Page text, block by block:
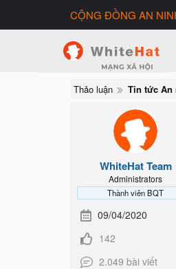
CỘNG ĐỒNG AN
Thảo luận Tin tức An
WhiteHat Team
Administrators
Thành viên BQT
09/04/2020
142
2.049 bài viết